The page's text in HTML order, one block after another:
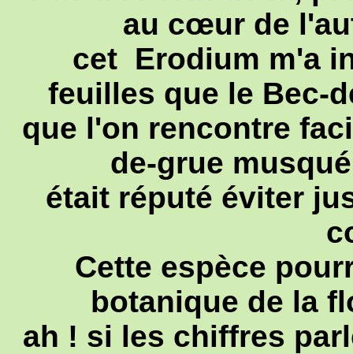
au cœur de
cet Erodium m'a
feuilles que le Bec-
que l'on rencontre
de-grue
était réputé éviter
Cette espèce
botanique de la
ah ! si les chiffres